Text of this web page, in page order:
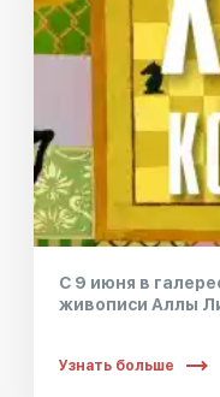
С 9 июня в
живописи Аллы
Узнать больше